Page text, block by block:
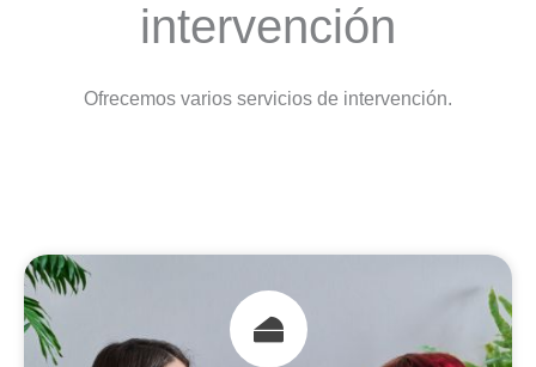
intervención
Ofrecemos varios servicios de intervención.